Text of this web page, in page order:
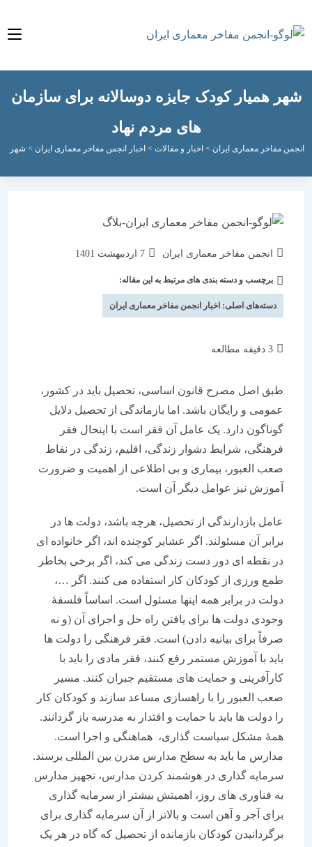
همیار کودک جایزه دوسالانه برای سازمان
های مردم نهاد
مفاخر معماری ایران > اخبار و مقالات>اخبار انجمن مفاخر معماری ایران > شهر همیار
انجمن مفاخر معماری ایران
نوشته
شده
است:
7 اردیبهشت 1401
برچسب و دسته بندی های مرتبط به این مقاله:
دسته‌های اصلی:اخبار انجمن مفاخر معماری ایران
طبق اصل مصرح قانون اساسی، تحصیل باید در کشور،
عمومی و رایگان باشد. اما بازماندگی از تحصیل دلایل
گوناگون دارد. یک عامل آن فقر است با اینحال فقر
فرهنگی، شرایط دشوار زندگی، اقلیم، زندگی در نقاط
صعب العبور، بیماری و بی اطلاعی از اهمیت و ضرورت
آموزش نیز عوامل دیگر آن است.
عامل بازدارندگی از تحصیل، هرچه باشد، دولت ها در
برابر آن مسئولند. اگر عشایر کوچنده اند، اگر خانواده ای
در نقطه ای دور دست زندگی می کند، اگر برخی بخاطر
طمع ورزی از کودکان کار استفاده می کنند. اگر …،
دولت در برابر همه اینها مسئول است. اساساً فلسفۀ
وجودی دولت ها برای یافتن راه حل و اجرای آن (و نه
صرفاً برای بیانیه دادن) است. فقر فرهنگی را دولت ها
باید با آموزش مستمر رفع کنند، فقر مادی را باید با
کارآفرینی و حمایت های مستقیم جبران کنند. مسیر
صعب العبور را با راهسازی مساعد سازند و کودکان کار
را دولت ها باید با حمایت و اقتدار به مدرسه باز گردانند.
همۀ مشکل سیاست گذاری، هماهنگی و اجرا است.
مدارس ما باید به سطح مدارس مدرن بین المللی برسند.
سرمایه گذاری در هوشمند کردن مدارس، تجهیز مدارس
به فناوری های روز، اهمیتش بیشتر از سرمایه گذاری
برای آجر و آهن است و بالاتر از آن سرمایه گذاری برای
برگردانیدن کودکان بازمانده از تحصیل که گاه در هر یک